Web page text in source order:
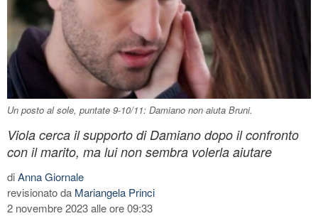
Un posto al sole, puntate 9-10/11: Damiano non aiuta Bruni.
Viola cerca il supporto di Damiano dopo il confronto
con il marito, ma lui non sembra volerla aiutare
diAnna Giornale
revisionato da Mariangela Princi
2 novembre 2023 alle ore 09:33